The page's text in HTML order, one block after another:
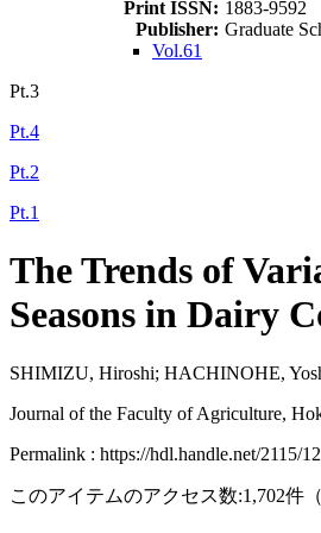
Print ISSN: 1883-9592
Publisher: Graduate
Vol.61
Pt.3
Pt.4
Pt.2
Pt.1
The Trends of
Seasons in Dairy
SHIMIZU, Hiroshi; HACHINOHE,
Journal of the Faculty of Agriculture,
Permalink : https://hdl.handle.net/2115/
このアイテムのアクセス数:1,702件 （